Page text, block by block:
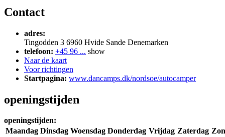
Contact
adres:
Tingodden 3 6960 Hvide Sande Denemarken
telefoon: +45 96 ... show
Naar de kaart
Voor richtingen
Startpagina: www.dancamps.dk/nordsoe/autocamper
openingstijden
openingstijden:
Maandag Dinsdag Woensdag Donderdag Vrijdag Zaterdag